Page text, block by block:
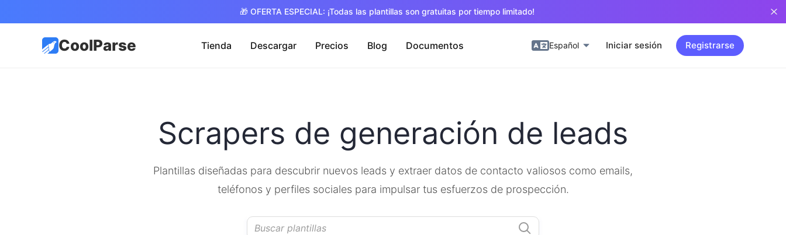
🎁 OFERTA ESPECIAL: ¡Todas las plantillas son gratuitas por tiempo limitado!
CoolParse Tienda Descargar Precios Blog Documentos Español Iniciar sesión Registrarse
Scrapers de generación de leads
Plantillas diseñadas para descubrir nuevos leads y extraer datos de contacto valiosos como emails,
teléfonos y perfiles sociales para impulsar tus esfuerzos de prospección.